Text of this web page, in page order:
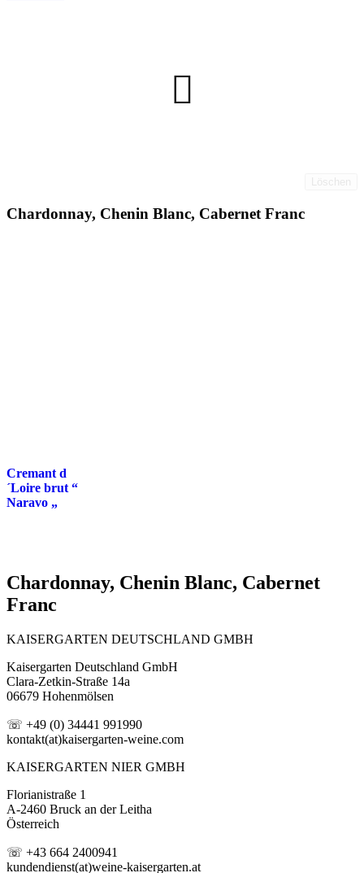
Chardonnay, Chenin Blanc, Cabernet Franc
Cremant d
´Loire brut “
Naravo „
Chardonnay, Chenin Blanc, Cabernet
Franc
KAISERGARTEN DEUTSCHLAND GMBH
Kaisergarten Deutschland GmbH
Clara-Zetkin-Straße 14a
06679 Hohenmölsen
☏ +49 (0) 34441 991990
kontakt(at)kaisergarten-weine.com
KAISERGARTEN NIER GMBH
Florianistraße 1
A-2460 Bruck an der Leitha
Österreich
☏ +43 664 2400941
kundendienst(at)weine-kaisergarten.at